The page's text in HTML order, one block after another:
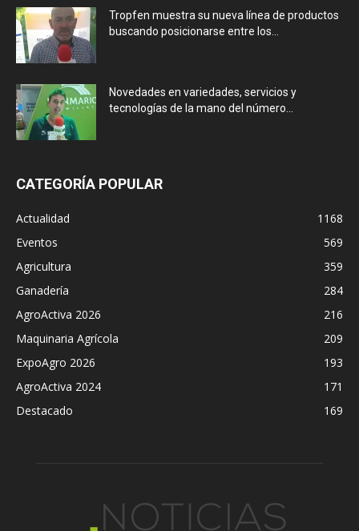
Tropfen muestra su nueva línea de productos
buscando posicionarse entre los...
Novedades en variedades, servicios y
tecnologías de la mano del número...
CATEGORÍA POPULAR
Actualidad
1168
Eventos
569
Agricultura
359
Ganadería
284
AgroActiva 2026
216
Maquinaria Agrícola
209
ExpoAgro 2026
193
AgroActiva 2024
171
Destacado
169